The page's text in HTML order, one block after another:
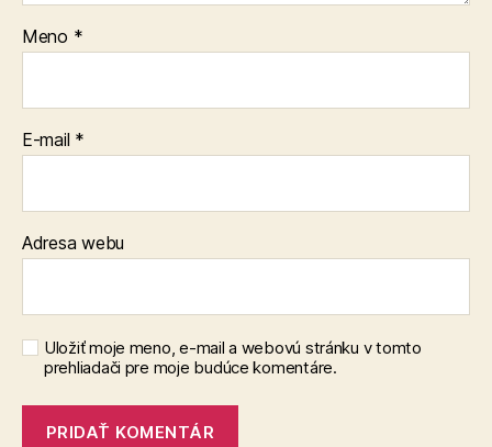
Meno *
E-mail *
Adresa webu
Uložiť moje meno, e-mail a webovú stránku v tomto
prehliadači pre moje budúce komentáre.